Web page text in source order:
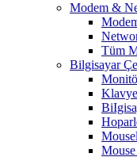
Modem &
Tüm
Bilgisayar